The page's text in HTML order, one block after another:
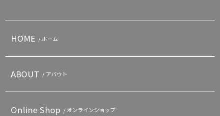
HOME / ホーム
ABOUT / アバウト
Online Shop / オンラインショップ